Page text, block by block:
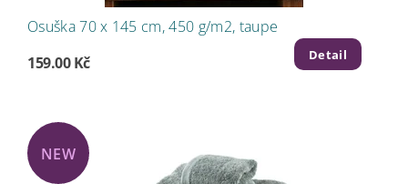
Osuška 70 x 145 cm, 450 g/m2, taupe
159.00 Kč
Detail
NEW